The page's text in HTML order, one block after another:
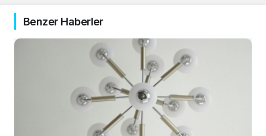
Benzer Haberler